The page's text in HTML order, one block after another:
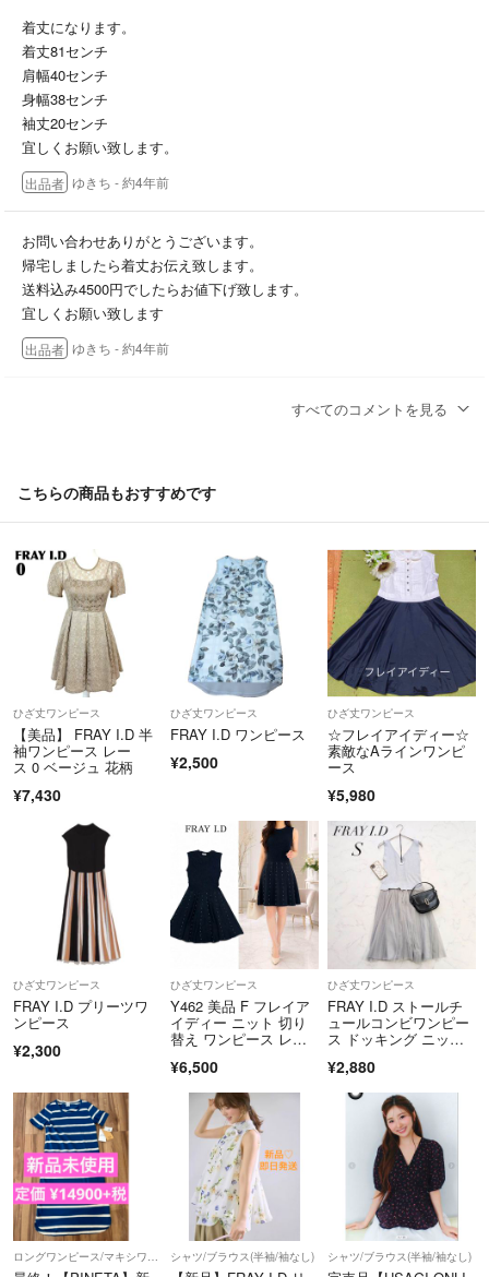
します。
別サイトでも出品してますので、取り置き不可、急な方削除もございま
す。
別サイトで重なった場合は落札が早い方になります。
交渉中でも落札された方が優先となります。
出品物は中古、自宅保管品ですのでご理解お願い致します。
大幅値下げ、返品などはご遠慮下さいませ。
気持ちの良いお取引をできるように心がけておりますので宜しくお願い
致します。
着丈になります。
着丈81センチ
肩幅40センチ
身幅38センチ
袖丈20センチ
宜しくお願い致します。
出品者 ゆきち - 約4年前
お問い合わせありがとうございます。
帰宅しましたら着丈お伝え致します。
送料込み4500円でしたらお値下げ致します。
宜しくお願い致します
出品者 ゆきち - 約4年前
こちら４０００円などお値下げ可能でしょうかよろしくお願いします
着丈教えてください^_^
すべてのコメントを見る
こちらの商品もおすすめです
ひざ丈ワンピース
【美品】 FRAY I.D 半
袖ワンピース レー
ス 0 ベージュ 花柄
¥7,430
ひざ丈ワンピース
FRAY I.D ワンピース
¥2,500
ひざ丈ワンピース
☆フレイアイディー☆
素敵なAラインワンピ
ース
¥5,980
ひざ丈ワンピース
FRAY I.D プリーツワ
ンピース
¥2,300
ひざ丈ワンピース
Y462 美品 F フレイア
イディー ニット 切り
替え ワンピース レデ
¥6,500
ひざ丈ワンピース
FRAY I.D ストールチ
ュールコンビワンピー
ス ドッキング ニット
¥2,880
シャツ/ブラウス(半袖/袖なし) シャツ/ブラウス(半袖/袖なし)